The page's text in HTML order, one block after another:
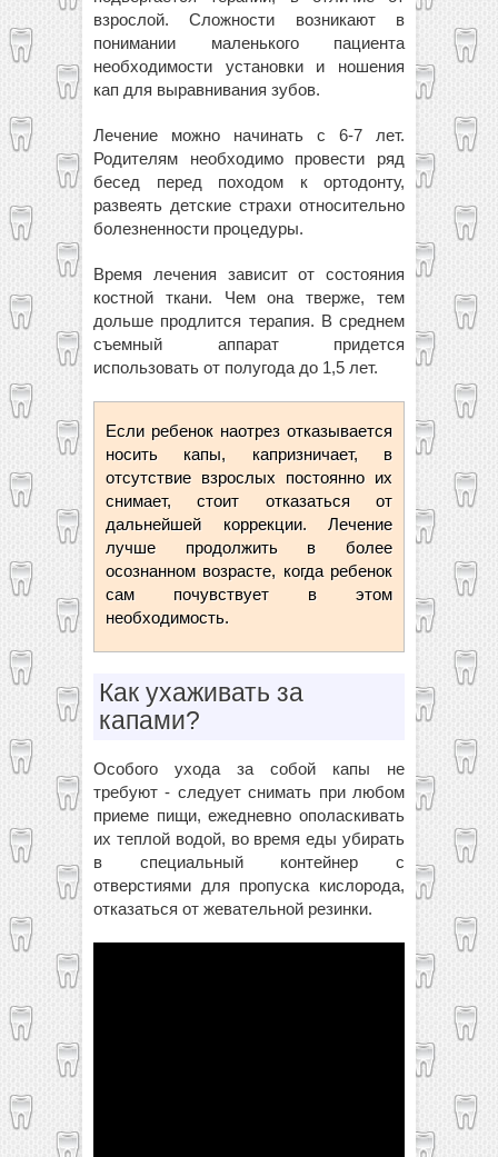
взрослой. Сложности возникают в
понимании маленького пациента
необходимости установки и ношения
кап для выравнивания зубов.
Лечение можно начинать с 6-7 лет.
Родителям необходимо провести ряд
бесед перед походом к ортодонту,
развеять детские страхи относительно
болезненности процедуры.
Время лечения зависит от состояния
костной ткани. Чем она тверже, тем
дольше продлится терапия. В среднем
съемный аппарат придется
использовать от полугода до 1,5 лет.
Если ребенок наотрез отказывается
носить капы, капризничает, в
отсутствие взрослых постоянно их
снимает, стоит отказаться от
дальнейшей коррекции. Лечение
лучше продолжить в более
осознанном возрасте, когда ребенок
сам почувствует в этом
необходимость.
Как ухаживать за
капами?
Особого ухода за собой капы не
требуют - следует снимать при любом
приеме пищи, ежедневно ополаскивать
их теплой водой, во время еды убирать
в специальный контейнер с
отверстиями для пропуска кислорода,
отказаться от жевательной резинки.